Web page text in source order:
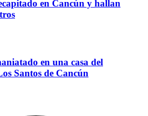
en Cancún y hallan
en una casa del
Santos de Cancún